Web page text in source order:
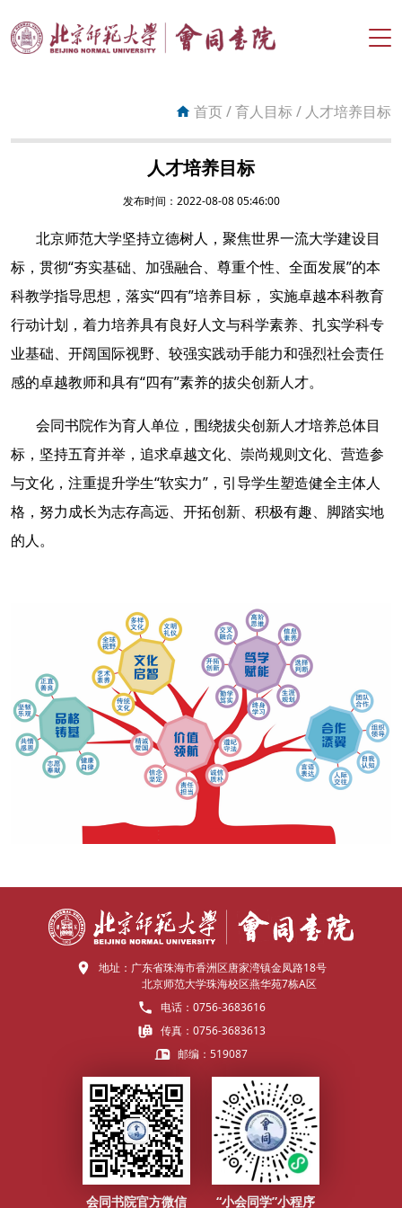
育人目标
育人计划
育人特色
学生生活
办事指南
北师大官网 珠海校区官网
数字京师
教师邮箱
首页/育人目标 / 人才培养目标
人才培养目标
发布时间：2022-08-08 05:46:00
北京师范大学坚持立德树人，聚焦世界一流大学建设目
标，贯彻“夯实基础、加强融合、尊重个性、全面发展”的本
科教学指导思想，落实“四有”培养目标， 实施卓越本科教育
行动计划，着力培养具有良好人文与科学素养、扎实学科专
业基础、开阔国际视野、较强实践动手能力和强烈社会责任
感的卓越教师和具有“四有”素养的拔尖创新人才。
会同书院作为育人单位，围绕拔尖创新人才培养总体目
标，坚持五育并举，追求卓越文化、崇尚规则文化、营造参
与文化，注重提升学生“软实力”，引导学生塑造健全主体人
格，努力成长为志存高远、开拓创新、积极有趣、脚踏实地
的人。
地址： 广东省珠海市香洲区唐家湾镇金凤路18号
北京师范大学珠海校区燕华苑7栋A区
电话： 0756-3683616
传真： 0756-3683613
邮编： 519087
会同书院官方微信 “小会同学”小程序